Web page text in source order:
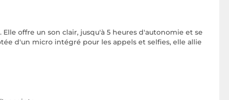
offre un son clair, jusqu'à 5 heures d'autonomie et se
d'un micro intégré pour les appels et selfies, elle allie